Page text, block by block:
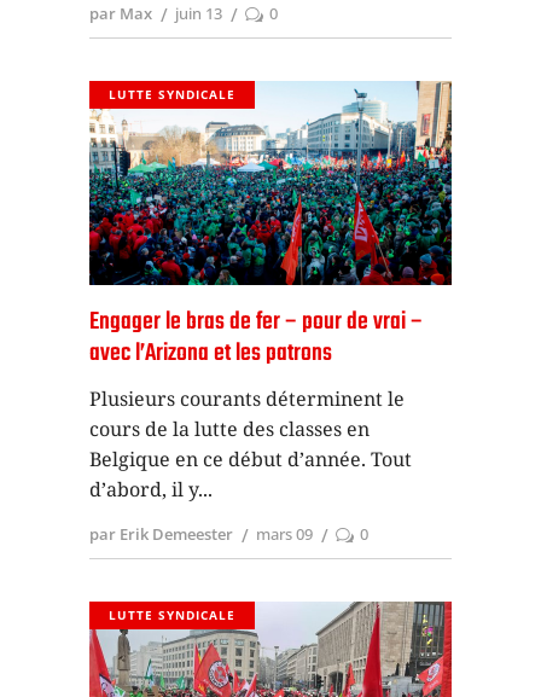
par Max juin 13 0
LUTTE SYNDICALE
Engager le bras de fer – pour de vrai –
avec l’Arizona et les patrons
Plusieurs courants déterminent le
cours de la lutte des classes en
Belgique en ce début d’année. Tout
d’abord, il y
par Erik Demeester mars 09 0
LUTTE SYNDICALE